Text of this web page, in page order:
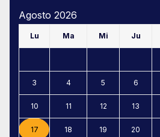
Agosto 2026
Lu Ma Mi Ju
3 4 5 6
10 11 12 13
17 18 19 20